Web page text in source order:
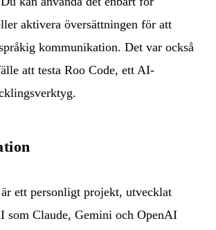
aktivera översättningen för att
kommunikation. Det var också
att testa Roo Code, ett AI-
ett personligt projekt, utvecklat
som Claude, Gemini och OpenAI